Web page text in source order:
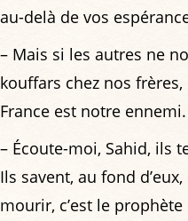
au-delà de vos
– Mais si les autres ne
kouffars chez nos
France est notre ennemi.
– Écoute-moi, Sahid, ils
Ils savent, au fond
mourir, c’est le